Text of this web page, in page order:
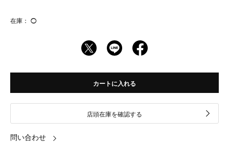
在庫： ◯
カートに入れる
店頭在庫を確認する
問い合わせ